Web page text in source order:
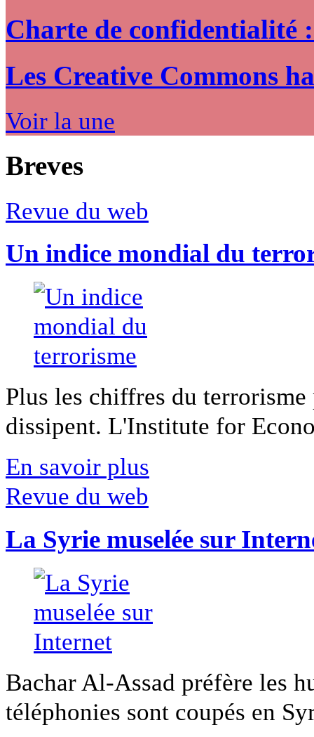
Charte de confidentialité
Les Creative Commons
Voir la une
Breves
Revue du web
Un indice mondial du
Plus les chiffres du
dissipent. L'Institute for
En savoir plus
Revue du web
La Syrie muselée sur
Bachar Al-Assad préfère les
téléphonies sont coupés en